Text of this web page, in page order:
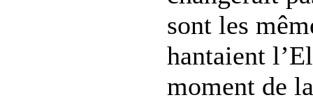
sont les
hantaient
moment de